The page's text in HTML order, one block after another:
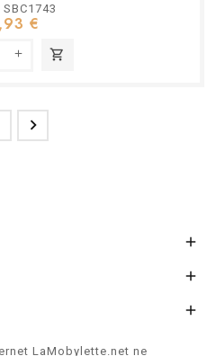
€
shopping_cart




LaMobylette.net ne